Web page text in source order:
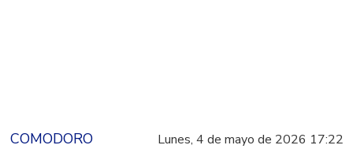
COMODORO Lunes, 4 de mayo de 2026 17:22